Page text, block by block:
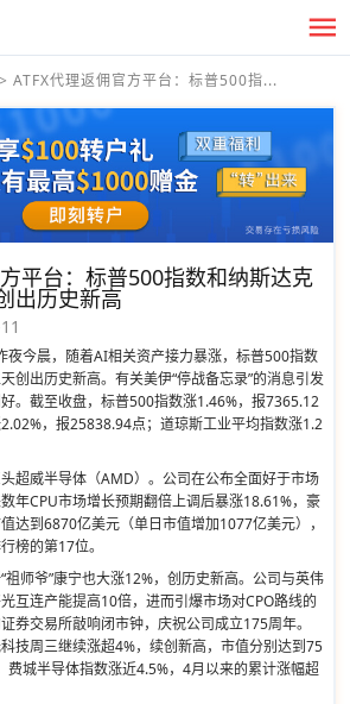
> ATFX代理返佣官方平台：标普500指...
平台：标普500指数和纳斯达克
出历史新高
夜今晨，随着AI相关资产接力暴涨，标普500指数
创出历史新高。有关美伊“停战备忘录”的消息引发
。截至收盘，标普500指数涨1.46%，报7365.12
，报25838.94点；道琼斯工业平均指数涨1.2
超威半导体（AMD）。公司在公布全面好于市场
年CPU市场增长预期翻倍上调后暴涨18.61%，豪
达到6870亿美元（单日市值增加1077亿美元），
榜的第17位。
祖师爷”康宁也大涨12%，创历史新高。公司与英伟
互连产能提高10倍，进而引爆市场对CPO路线的
券交易所敲响闭市钟，庆祝公司成立175周年。
技周三继续涨超4%，续创新高，市值分别达到75
城半导体指数涨近4.5%，4月以来的累计涨幅超